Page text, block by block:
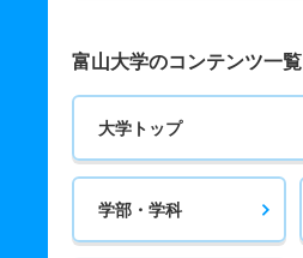
富山大学のコンテンツ一覧
大学トップ
学部・学科